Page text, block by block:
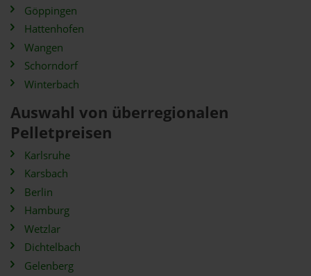
Göppingen
Hattenhofen
Wangen
Schorndorf
Winterbach
Auswahl von überregionalen
Pelletpreisen
Karlsruhe
Karsbach
Berlin
Hamburg
Wetzlar
Dichtelbach
Gelenberg